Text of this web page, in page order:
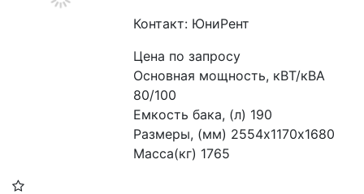
Контакт: ЮниРент
Цена по запросу
Основная мощность, кВТ/кВА
80/100
Емкость бака, (л) 190
Размеры, (мм) 2554х1170х1680
Масса(кг) 1765